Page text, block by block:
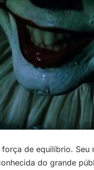
de equilíbrio. Seu
do grande